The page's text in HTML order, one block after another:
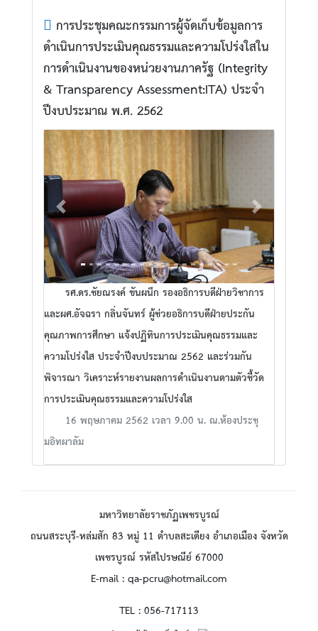
การประชุมคณะกรรมการผู้จัดเก็บข้อมูลการ
ดำเนินการประเมินคุณธรรมและความโปร่งใสใน
การดำเนินงานของหน่วยงานภาครัฐ (Integrity
& Transparency Assessment:ITA) ประจำ
ปีงบประมาณ พ.ศ. 2562
Previous Next
รศ.ดร.ชัยณรงค์ ขันผนึก รองอธิการบดีฝ่ายวิชาการ
และผศ.อัจฉรา กลิ่นจันทร์ ผู้ช่วยอธิการบดีฝ่ายประกัน
คุณภาพการศึกษา แจ้งปฏิทินการประเมินคุณธรรมและ
ความโปร่งใส ประจำปีงบประมาณ 2562 และร่วมกัน
พิจารณา วิเคราะห์รายงานผลการดำเนินงานตามตัวชี้วัด
การประเมินคุณธรรมและความโปร่งใส
16 พฤษภาคม 2562 เวลา 9.00 น. ณ.ห้องประชุ
มอิทผาลัม
มหาวิทยาลัยราชภัฏเพชรบูรณ์
ถนนสระบุรี-หล่มสัก 83 หมู่ 11 ตำบลสะเดียง อำเภอเมือง จังหวัด
เพชรบูรณ์ รหัสไปรษณีย์ 67000
E-mail : qa-pcru@hotmail.com
TEL : 056-717113